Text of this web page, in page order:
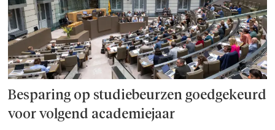
Besparing op studie­beurzen goed­ge­keurd
voor volgend academiejaar